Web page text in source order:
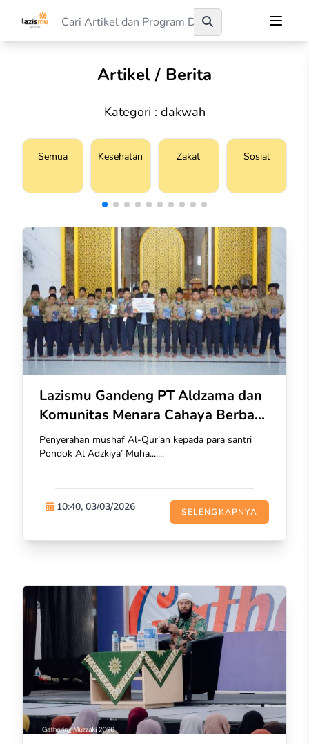
Artikel / Berita
Kategori : dakwah
Semua Kesehatan Zakat Sosial
Lazismu Gandeng PT Aldzama dan
Komunitas Menara Cahaya Berba...
Penyerahan mushaf Al-Qur’an kepada para santri
Pondok Al Adzkiya’ Muha.......
10:40, 03/03/2026 SELENGKAPNYA